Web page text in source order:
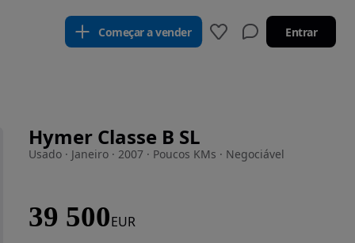
Começar a vender Entrar
Hymer Classe B SL
Usado · Janeiro · 2007 · Poucos KMs · Negociável
39 500EUR